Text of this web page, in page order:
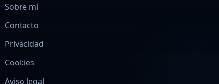
Sobre mí
Contacto
Privacidad
Cookies
Aviso legal